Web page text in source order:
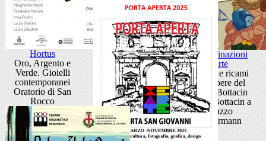
Hortus
Oro, Argento e
Verde. Gioielli
contemporanei
Oratorio di San
Rocco
Contaminazioni
d'arte
Disegni e ricami
dalle opere del
Museo Bottacin
Museo Bottacin a
Palazzo
Zuckermann